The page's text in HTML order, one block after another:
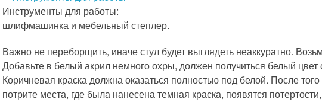
Инструменты для работы:
шлифмашинка и мебельный степлер.
Важно не переборщить, иначе стул будет выглядеть неаккуратно.
Добавьте в белый акрил немного охры, должен получиться белый
Коричневая краска должна оказаться полностью под белой. После
потрите места, где была нанесена темная краска, появятся